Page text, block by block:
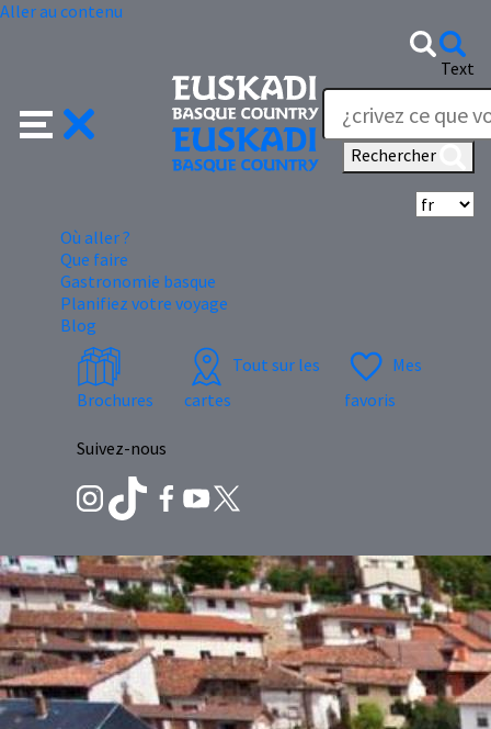
Aller au contenu
Text
Rechercher
Où aller ?
Que faire
Gastronomie basque
Planifiez votre voyage
Blog
Brochures
Tout sur les
cartes
Mes
favoris
Suivez-nous